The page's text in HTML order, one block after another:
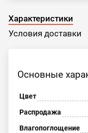
Характеристики
Условия доставки
Основные
Цвет
Распродажа
Влагопоглощение